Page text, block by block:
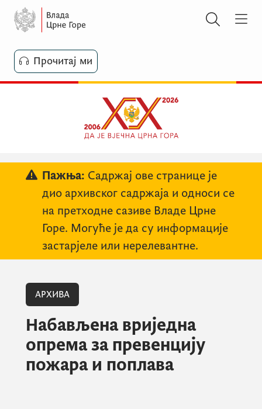
Прочитај ми
Пажња: Садржај ове странице је
дио архивског садржаја и односи се
на претходне сазиве Владе Црне
Горе. Могуће је да су информације
застарјеле или нерелевантне.
АРХИВА
Набављена вриједна
опрема за превенцију
пожара и поплава